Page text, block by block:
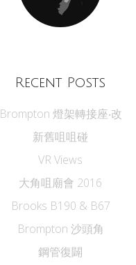
Recent Posts
Brompton 燈架轉接座‧改
新舊咀咀碰
VR Views
大角咀廟會 2016
Brooks B190 & B67
Brompton 沙頭角
鋼管復闢